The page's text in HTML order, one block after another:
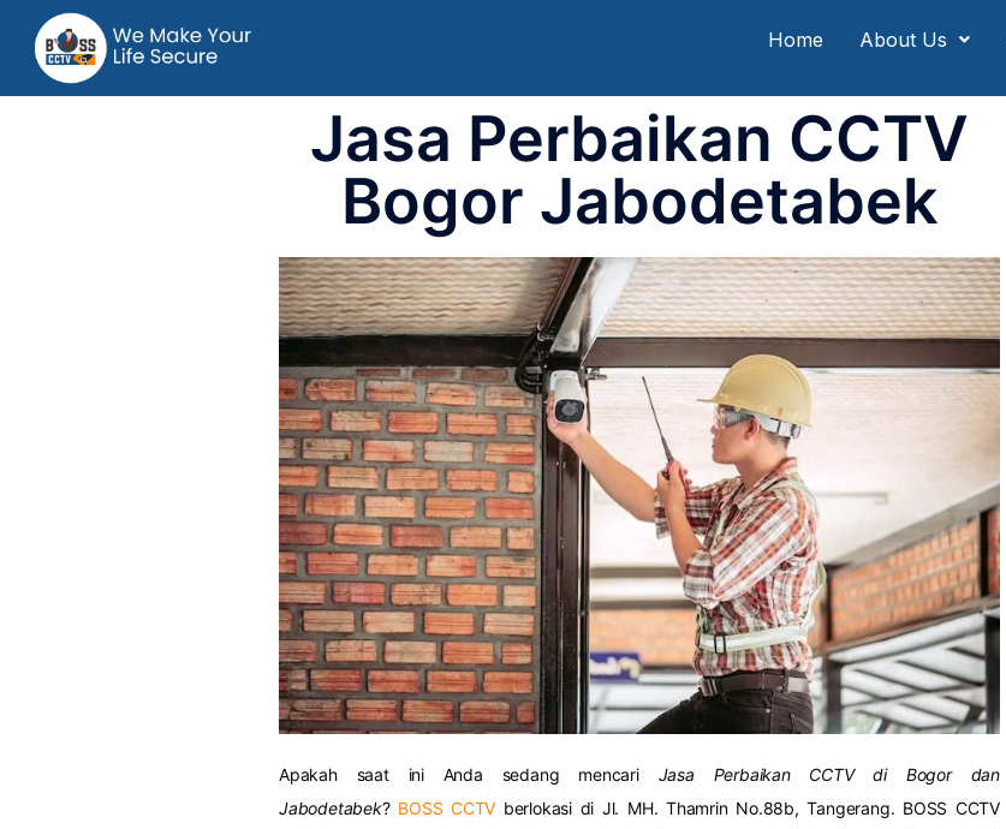
Home About Us
Jasa Perbaikan CCTV
Bogor Jabodetabek
Apakah saat ini Anda sedang mencari Jasa Perbaikan CCTV di Bogor dan
Jabodetabek? BOSS CCTV berlokasi di Jl. MH. Thamrin No.88b, Tangerang. BOSS CCTV